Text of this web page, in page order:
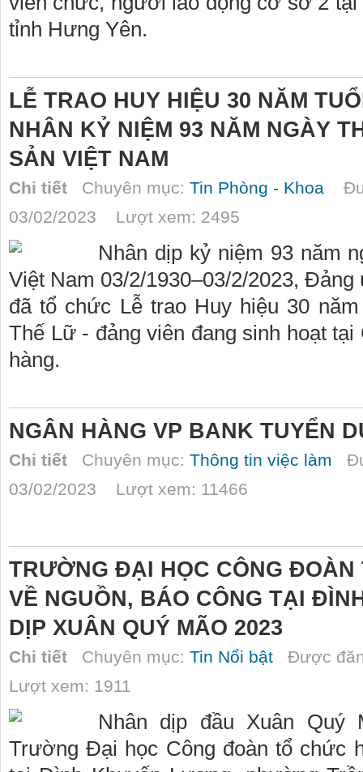
tỉnh Hưng Yên.
LỄ TRAO HUY HIỆU 30 NĂM
NHÂN KỶ NIỆM 93 NĂM NGÀY
SẢN VIỆT NAM
Chi tiết Chuyên mục: Tin Phòng - Khoa
03/02/2023 Lượt xem: 2495
Nhân dịp kỷ niệm 93 năm
Việt Nam 03/2/1930–03/2/2023,
đã tổ chức Lễ trao Huy hiệu 30
Thế Lữ - đảng viên đang sinh hoạt
hàng.
NGÂN HÀNG VP BANK TUYỂN
Chi tiết Chuyên mục: Thông tin việc làm
03/02/2023 Lượt xem: 11466
TRƯỜNG ĐẠI HỌC CÔNG
VỀ NGUỒN, BÁO CÔNG TẠI
DỊP XUÂN QUÝ MÃO 2023
Chi tiết Chuyên mục: Tin Nổi bật Được
Lượt xem: 1911
Nhân dịp đầu Xuân Quý
Trường Đại học Công đoàn tổ chức